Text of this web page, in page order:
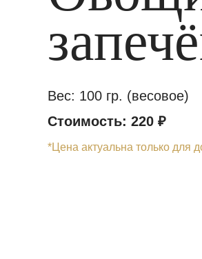
Вес: 100 гр. (весовое)
Стоимость: 220 ₽
*Цена актуальна только для